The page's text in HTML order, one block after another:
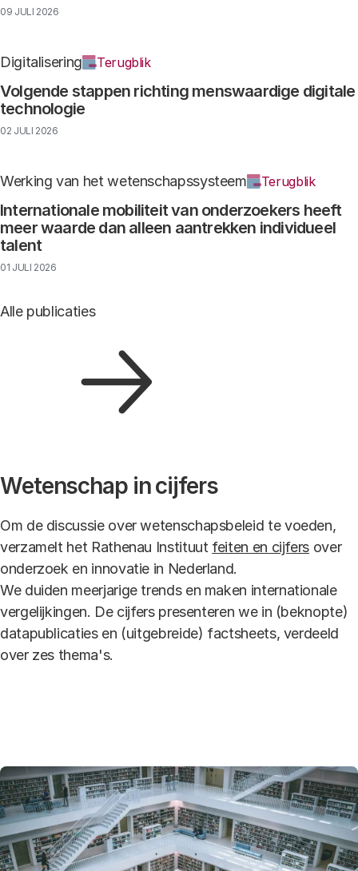
09 JULI 2026
Volgende stappen richting menswaardige digitale
technologie
Digitalisering Terugblik
02 JULI 2026
Internationale mobiliteit van onderzoekers heeft
meer waarde dan alleen aantrekken individueel
talent
Werking van het wetenschapssysteem Terugblik
01 JULI 2026
Alle publicaties
Wetenschap in cijfers
Om de discussie over wetenschapsbeleid te voeden,
verzamelt het Rathenau Instituut feiten en cijfers over
onderzoek en innovatie in Nederland.
We duiden meerjarige trends en maken internationale
vergelijkingen. De cijfers presenteren we in (beknopte)
datapublicaties en (uitgebreide) factsheets, verdeeld
over zes thema's.